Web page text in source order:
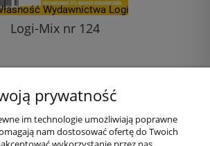
Logi-Mix nr 124
do koszyka
Pomoc
prywatność
im technologie umożliwiają poprawne
nam dostosować ofertę do Twoich